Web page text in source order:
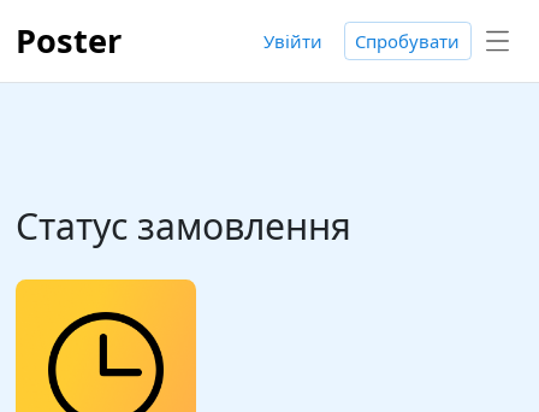
Poster Увійти Спробувати
Статус замовлення